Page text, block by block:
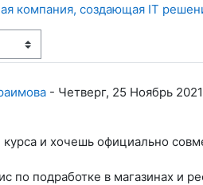
компания, создающая IT
- Четверг, 25 Ноябрь
0
и хочешь официально
по подработке в магазинах и